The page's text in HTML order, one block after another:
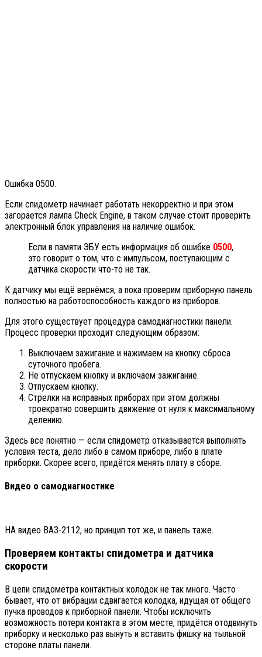
Ошибка 0500.
Если спидометр начинает работать некорректно и при этом
загорается лампа Check Engine, в таком случае стоит проверить
электронный блок управления на наличие ошибок.
Если в памяти ЭБУ есть информация об ошибке 0500,
это говорит о том, что с импульсом, поступающим с
датчика скорости что-то не так.
К датчику мы ещё вернёмся, а пока проверим приборную панель
полностью на работоспособность каждого из приборов.
Для этого существует процедура самодиагностики панели.
Процесс проверки проходит следующим образом:
Выключаем зажигание и нажимаем на кнопку сброса
суточного пробега.
Не отпускаем кнопку и включаем зажигание.
Отпускаем кнопку.
Стрелки на исправных приборах при этом должны
троекратно совершить движение от нуля к максимальному
делению.
Здесь все понятно — если спидометр отказывается выполнять
условия теста, дело либо в самом приборе, либо в плате
приборки. Скорее всего, придётся менять плату в сборе.
Видео о самодиагностике
НА видео ВАЗ-2112, но принцип тот же, и панель таже.
Проверяем контакты спидометра и датчика
скорости
В цепи спидометра контактных колодок не так много. Часто
бывает, что от вибрации сдвигается колодка, идущая от общего
пучка проводов к приборной панели. Чтобы исключить
возможность потери контакта в этом месте, придётся отодвинуть
приборку и несколько раз вынуть и вставить фишку на тыльной
стороне платы панели.